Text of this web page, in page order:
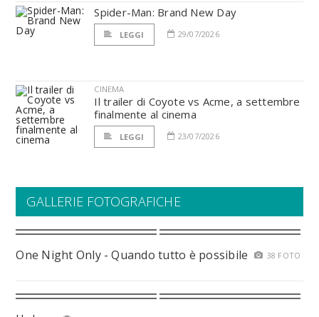
Spider-Man: Brand New Day
LEGGI 29/07/2026
CINEMA
Il trailer di Coyote vs Acme, a settembre
finalmente al cinema
LEGGI 23/07/2026
GALLERIE FOTOGRAFICHE
One Night Only - Quando tutto è possibile 38 FOTO